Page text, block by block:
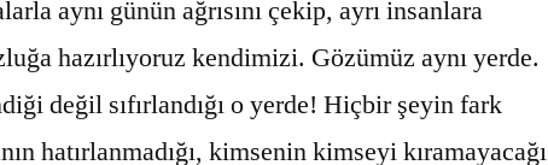
aynı günün ağrısını çekip, ayrı insanlara
hazırlıyoruz kendimizi. Gözümüz aynı yerde.
değil sıfırlandığı o yerde! Hiçbir şeyin fark
hatırlanmadığı, kimsenin kimseyi kıramayacağı